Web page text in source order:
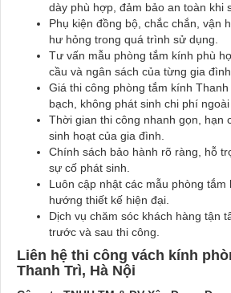
dày phù hợp, đảm bảo an toàn khi
Phụ kiện đồng bộ, chắc chắn, vận
hư hỏng trong quá trình sử dụng.
Tư vấn mẫu phòng tắm kính phù
cầu và ngân sách của từng gia đình.
Giá thi công phòng tắm kính
bạch, không phát sinh chi phí ngoài
Thời gian thi công nhanh gọn, hạn
sinh hoạt của gia đình.
Chính sách bảo hành rõ ràng, hỗ
sự cố phát sinh.
Luôn cập nhật các mẫu phòng
hướng thiết kế hiện đại.
Dịch vụ chăm sóc khách hàng tận
trước và sau thi công.
Liên hệ thi công vách kính
Thanh Trì, Hà Nội